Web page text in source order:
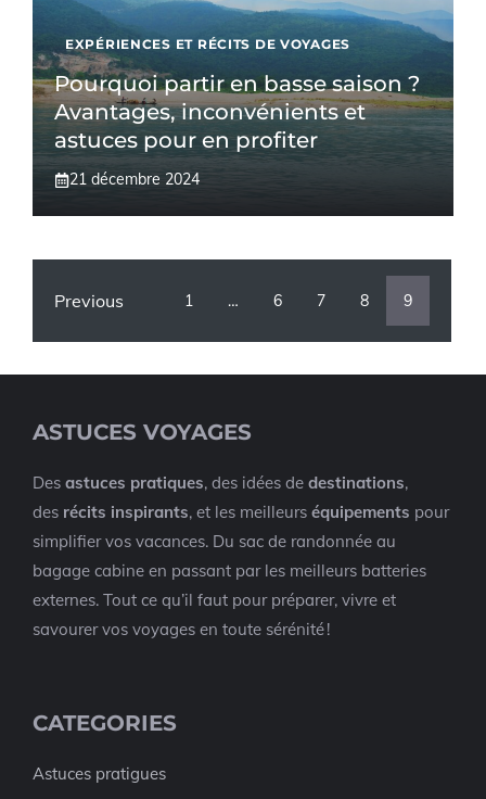
EXPÉRIENCES ET RÉCITS DE VOYAGES
Pourquoi partir en basse saison ?
Avantages, inconvénients et
astuces pour en profiter
21 décembre 2024
Previous 1 … 6 7 8 9
ASTUCES VOYAGES
Des astuces pratiques, des idées de destinations,
des récits inspirants, et les meilleurs équipements pour
simplifier vos vacances. Du sac de randonnée au
bagage cabine en passant par les meilleurs batteries
externes. Tout ce qu’il faut pour préparer, vivre et
savourer vos voyages en toute sérénité !
CATEGORIES
Astuces pratigues